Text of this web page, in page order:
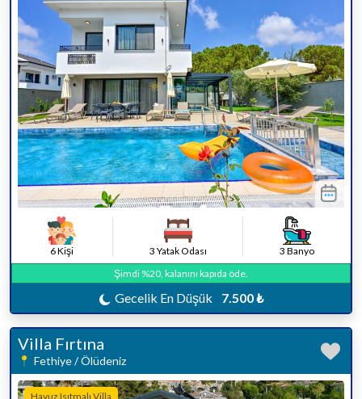
6 Kişi 3 Yatak Odası
3 Banyo
Şimdi %20, kalanını kapıda öde.
Gecelik En Düşük 7.500 ₺
Villa Fırtına
Fethiye / Ölüdeniz
Havuz Isıtmalı Villa